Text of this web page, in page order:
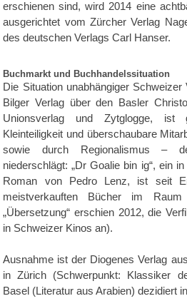
erschienen sind, wird 2014 eine
ausgerichtet vom Zürcher Verlag
des deutschen Verlags Carl Hanser.
Buchmarkt und Buchhandelssituation
Die Situation unabhängiger
Bilger Verlag über den Basler
Unionsverlag und Zytglogge, ist
Kleinteiligkeit und überschaubare
sowie durch Regionalismus –
niederschlägt: „Dr Goalie bin ig“, ein
Roman von Pedro Lenz, ist seit
meistverkauften Bücher im
„Übersetzung“ erschien 2012, die
in Schweizer Kinos an).
Ausnahme ist der Diogenes Verlag
in Zürich (Schwerpunkt: Klassiker
Basel (Literatur aus Arabien) dezidiert